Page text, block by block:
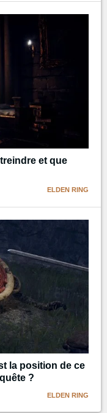
ELDEN RING
la position de ce
?
ELDEN RING